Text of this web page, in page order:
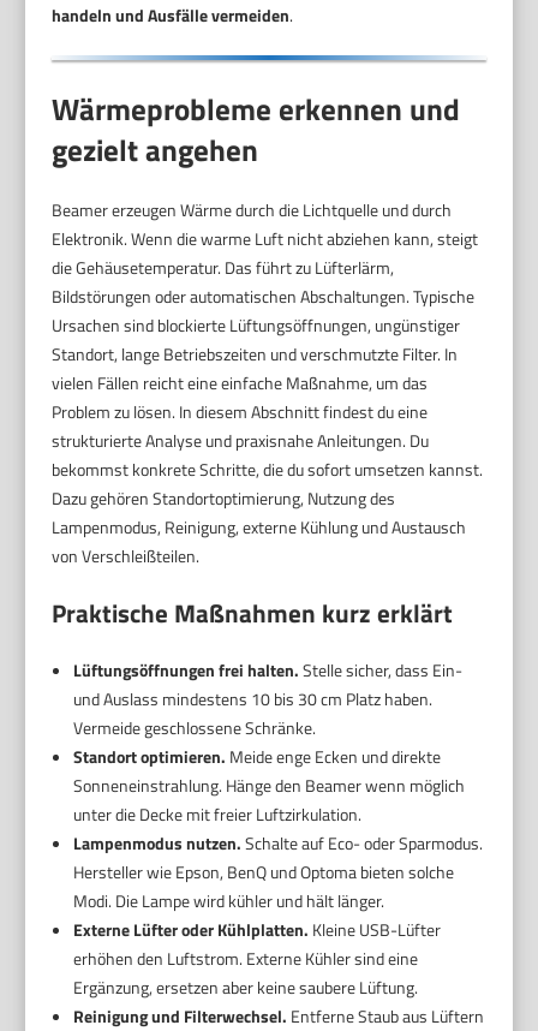
handeln und Ausfälle vermeiden.
Wärmeprobleme erkennen und
gezielt angehen
Beamer erzeugen Wärme durch die Lichtquelle und durch
Elektronik. Wenn die warme Luft nicht abziehen kann, steigt
die Gehäusetemperatur. Das führt zu Lüfterlärm,
Bildstörungen oder automatischen Abschaltungen. Typische
Ursachen sind blockierte Lüftungsöffnungen, ungünstiger
Standort, lange Betriebszeiten und verschmutzte Filter. In
vielen Fällen reicht eine einfache Maßnahme, um das
Problem zu lösen. In diesem Abschnitt findest du eine
strukturierte Analyse und praxisnahe Anleitungen. Du
bekommst konkrete Schritte, die du sofort umsetzen kannst.
Dazu gehören Standortoptimierung, Nutzung des
Lampenmodus, Reinigung, externe Kühlung und Austausch
von Verschleißteilen.
Praktische Maßnahmen kurz erklärt
Lüftungsöffnungen frei halten.Stelle sicher, dass Ein-
und Auslass mindestens 10 bis 30 cm Platz haben.
Vermeide geschlossene Schränke.
Standort optimieren. Meide enge Ecken und direkte
Sonneneinstrahlung. Hänge den Beamer wenn möglich
unter die Decke mit freier Luftzirkulation.
Lampenmodus nutzen.Schalte auf Eco- oder Sparmodus.
Hersteller wie Epson, BenQ und Optoma bieten solche
Modi. Die Lampe wird kühler und hält länger.
Externe Lüfter oder Kühlplatten. Kleine USB-Lüfter
erhöhen den Luftstrom. Externe Kühler sind eine
Ergänzung, ersetzen aber keine saubere Lüftung.
Reinigung und Filterwechsel. Entferne Staub aus Lüftern